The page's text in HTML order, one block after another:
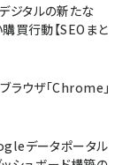
ジタルの新たな
購買行動【SEOまと
ウザ「Chrome」
データポータル